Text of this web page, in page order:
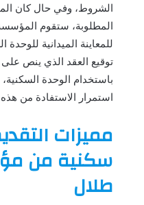
الشروط، وفي حال كان
المطلوبة، ستقوم
للمعاينة الميدانية للوحدة
توقيع العقد الذي ينص
باستخدام الوحدة
استمرار الاستفادة من هذه
مميزات
سكنية من
طلال